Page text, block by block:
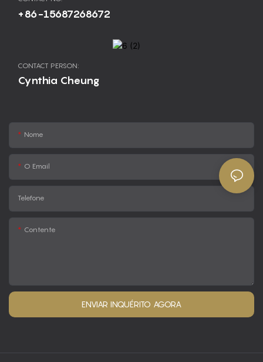
+86-15687268672
CONTACT PERSON:
Cynthia Cheung
Nome
O Email
Telefone
Contente
ENVIAR INQUÉRITO AGORA